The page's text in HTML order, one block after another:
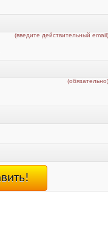
(введите действительный